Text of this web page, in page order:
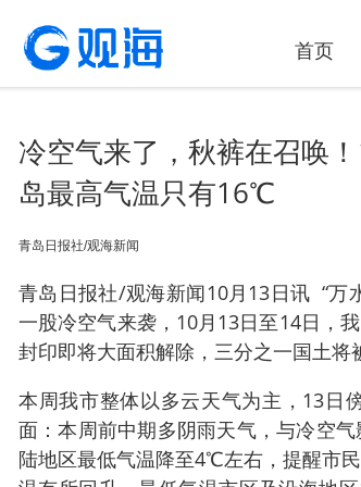
首页
冷空气来了，秋裤在召唤
岛最高气温只有16℃
青岛日报社/观海新闻
青岛日报社/观海新闻10月13日讯 “万
一股冷空气来袭，10月13日至14日，
封印即将大面积解除，三分之一国土将
本周我市整体以多云天气为主，13日
面：本周前中期多阴雨天气，与冷空
陆地区最低气温降至4℃左右，提醒市